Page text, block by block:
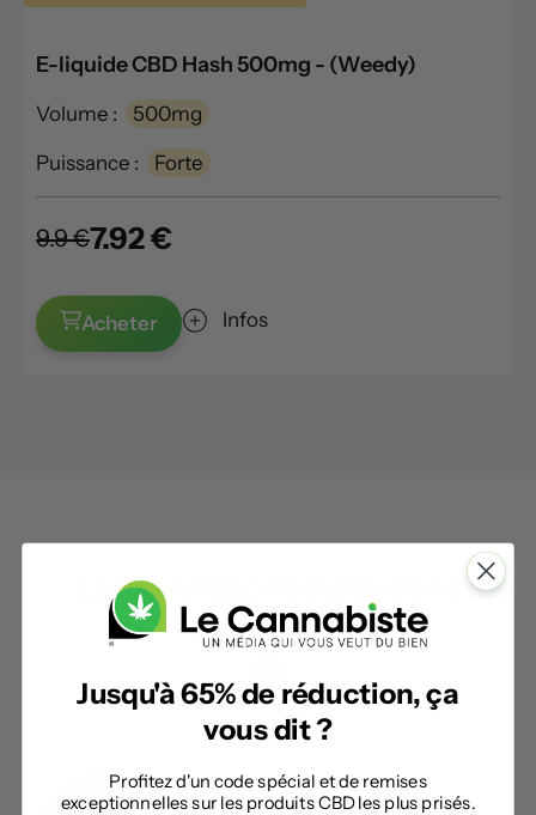
E-liquide CBD Hash 500mg - (Weedy)
Volume : 500mg
Puissance : Forte
9.9 €7.92 €
Acheter Infos
Les autres produits de la
catégorie
Jusqu'à 65% de réduction, ça
vous dit ?
Profitez d'un code spécial et de remises
exceptionnelles sur les produits CBD les plus prisés.